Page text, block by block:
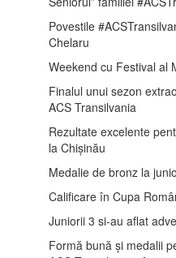
Povestile
Chelaru
Weekend cu Festival al
Finalul unui sezon
ACS Transilvania
Rezultate excelente
la Chișinău
Medalie de bronz la
Calificare în Cupa
Juniorii 3 si-au aflat
Formă bună și medalii